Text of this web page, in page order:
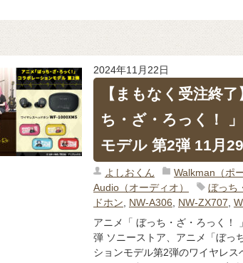
2024年11月22日
【まもなく受注終
ち・ざ・ろっく！
モデル 第2弾 11月
よしおくん Walkman（ポ
Audio（オーディオ）
ぼっち
ドホン
NW-A306 NW-ZX707
アニメ「 ぼっち・ざ・ろっく！
弾 ソニーストア、アニメ「ぼっ
ションモデル第2弾のワイヤレス